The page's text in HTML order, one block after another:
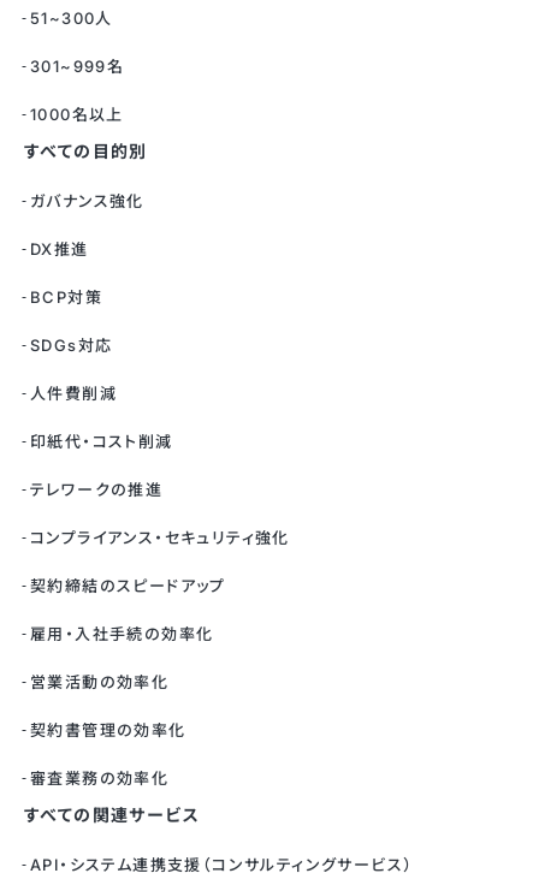
51~300人
301~999名
1000名以上
すべての目的別
ガバナンス強化
DX推進
BCP対策
SDGs対応
人件費削減
印紙代・コスト削減
テレワークの推進
コンプライアンス・セキュリティ強化
契約締結のスピードアップ
雇用・入社手続の効率化
営業活動の効率化
契約書管理の効率化
審査業務の効率化
すべての関連サービス
API・システム連携支援（コンサルティングサービス）